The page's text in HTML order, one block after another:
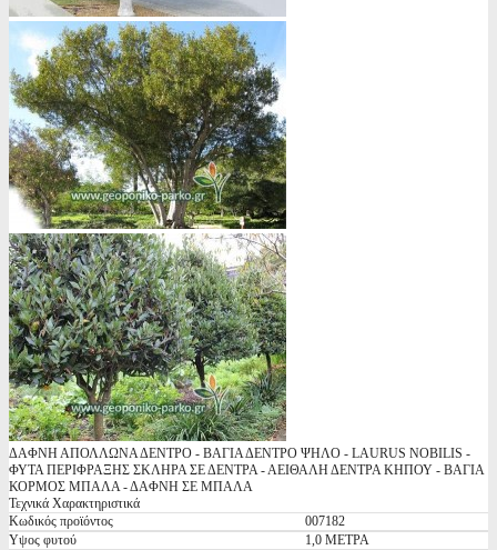
ΔΑΦΝΗ ΑΠΟΛΛΩΝΑ ΔΕΝΤΡΟ - ΒΑΓΙΑ ΔΕΝΤΡΟ ΨΗΛΟ - LAURUS NOBILIS -
ΦΥΤΑ ΠΕΡΙΦΡΑΞΗΣ ΣΚΛΗΡΑ ΣΕ ΔΕΝΤΡΑ - ΑΕΙΘΑΛΗ ΔΕΝΤΡΑ ΚΗΠΟΥ - ΒΑΓΙΑ
ΚΟΡΜΟΣ ΜΠΑΛΑ - ΔΑΦΝΗ ΣΕ ΜΠΑΛΑ
Τεχνικά Χαρακτηριστικά
Κωδικός προϊόντος
007182
Υψος φυτού
1,0 ΜΕΤΡΑ